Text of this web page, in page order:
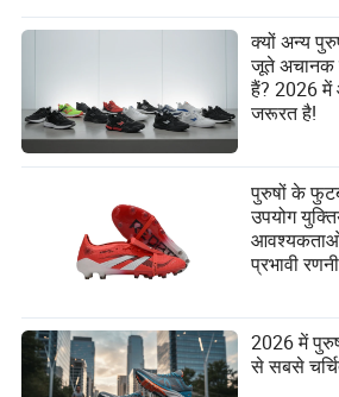
क्यों अन्य
जूते अचानक
हैं? 2026 में
जरूरत है!
पुरुषों के
उपयोग
प्रभावी
2026 में
से सबसे